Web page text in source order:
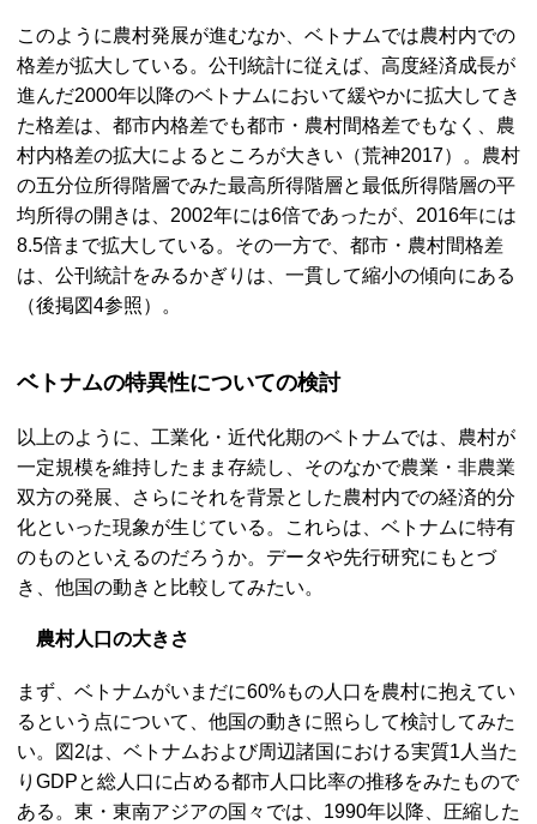
このように農村発展が進むなか、ベトナムでは農村内での
格差が拡大している。公刊統計に従えば、高度経済成長が
進んだ2000年以降のベトナムにおいて緩やかに拡大してき
た格差は、都市内格差でも都市・農村間格差でもなく、農
村内格差の拡大によるところが大きい（荒神2017）。農村
の五分位所得階層でみた最高所得階層と最低所得階層の平
均所得の開きは、2002年には6倍であったが、2016年には
8.5倍まで拡大している。その一方で、都市・農村間格差
は、公刊統計をみるかぎりは、一貫して縮小の傾向にある
（後掲図4参照）。
ベトナムの特異性についての検討
以上のように、工業化・近代化期のベトナムでは、農村が
一定規模を維持したまま存続し、そのなかで農業・非農業
双方の発展、さらにそれを背景とした農村内での経済的分
化といった現象が生じている。これらは、ベトナムに特有
のものといえるのだろうか。データや先行研究にもとづ
き、他国の動きと比較してみたい。
農村人口の大きさ
まず、ベトナムがいまだに60%もの人口を農村に抱えてい
るという点について、他国の動きに照らして検討してみた
い。図2は、ベトナムおよび周辺諸国における実質1人当た
り GDPと総人口に占める都市人口比率の推移をみたもので
ある。東・東南アジアの国々では、1990年以降、圧縮した